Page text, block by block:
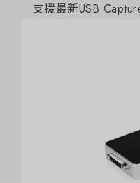
支援最新USB